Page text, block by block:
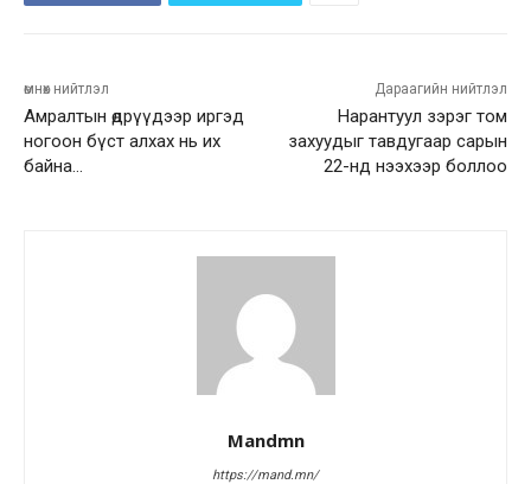
өмнөх нийтлэл
Амралтын өдрүүдээр иргэд
ногоон бүст алхах нь их
байна…
Дараагийн нийтлэл
Нарантуул зэрэг том
захуудыг тавдугаар сарын
22-нд нээхээр боллоо
Mandmn
https://mand.mn/